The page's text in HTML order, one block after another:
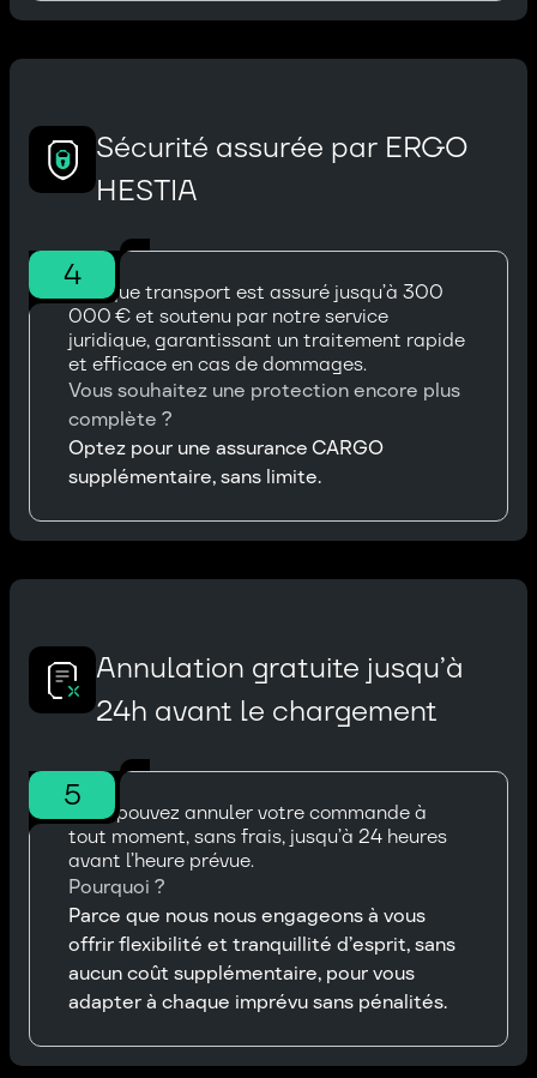
Sécurité assurée par ERGO
HESTIA
4Chaque transport est assuré jusqu’à 300
000 € et soutenu par notre service
juridique, garantissant un traitement rapide
et efficace en cas de dommages.
Vous souhaitez une protection encore plus
complète ?
Optez pour une assurance CARGO
supplémentaire, sans limite.
Annulation gratuite jusqu’à
24h avant le chargement
5
Vous pouvez annuler votre commande à
tout moment, sans frais, jusqu’à 24 heures
avant l’heure prévue.
Pourquoi ?
Parce que nous nous engageons à vous
offrir flexibilité et tranquillité d’esprit, sans
aucun coût supplémentaire, pour vous
adapter à chaque imprévu sans pénalités.